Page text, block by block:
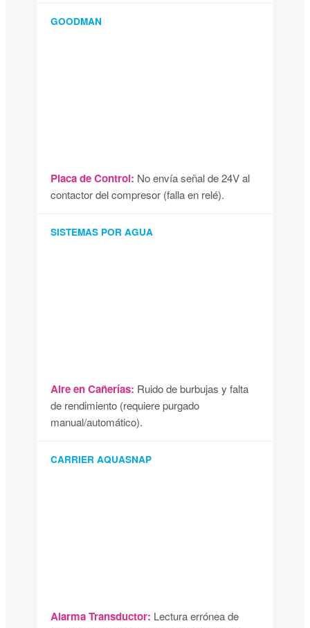
GOODMAN
Placa de Control: No envía señal de 24V al
contactor del compresor (falla en relé).
SISTEMAS POR AGUA
Aire en Cañerías: Ruido de burbujas y falta
de rendimiento (requiere purgado
manual/automático).
CARRIER AQUASNAP
Alarma Transductor: Lectura errónea de